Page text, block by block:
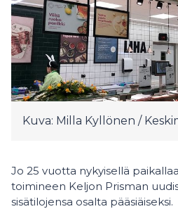
Kuva: Milla Kyllönen /
Jo 25 vuotta nykyisellä
toimineen Keljon Prisman
sisätilojensa osalta pääsiäiseksi.